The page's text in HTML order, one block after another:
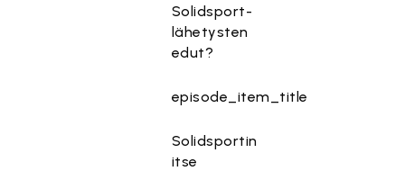
Solidsport-
lähetysten
edut?
episode_item_title
Solidsportin
itse